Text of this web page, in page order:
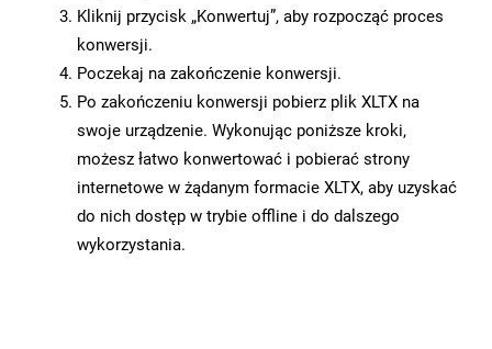
Kliknij przycisk „Konwertuj”, aby rozpocząć proces
konwersji.
Poczekaj na zakończenie konwersji.
Po zakończeniu konwersji pobierz plik XLTX na
swoje urządzenie. Wykonując poniższe kroki,
możesz łatwo konwertować i pobierać strony
internetowe w żądanym formacie XLTX, aby uzyskać
do nich dostęp w trybie offline i do dalszego
wykorzystania.